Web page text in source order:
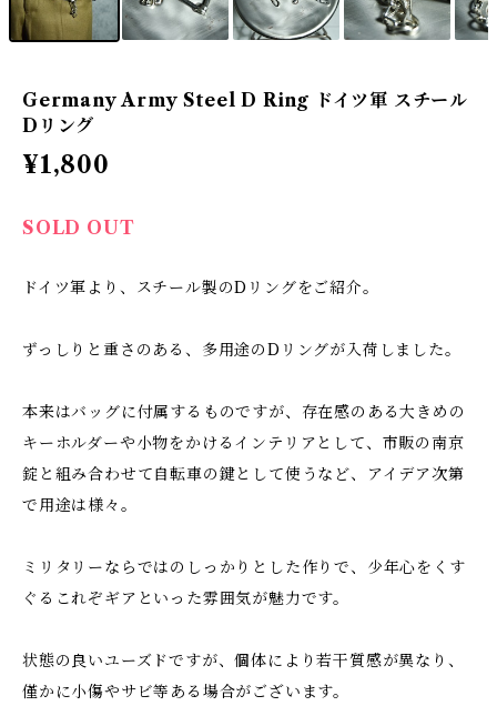
Germany Army Steel D Ring ドイツ軍 スチール
Dリング
¥1,800
SOLD OUT
ドイツ軍より、スチール製のDリングをご紹介。
ずっしりと重さのある、多用途のDリングが入荷しました。
本来はバッグに付属するものですが、存在感のある大きめの
キーホルダーや小物をかけるインテリアとして、市販の南京
錠と組み合わせて自転車の鍵として使うなど、アイデア次第
で用途は様々。
ミリタリーならではのしっかりとした作りで、少年心をくす
ぐるこれぞギアといった雰囲気が魅力です。
状態の良いユーズドですが、個体により若干質感が異なり、
僅かに小傷やサビ等ある場合がございます。